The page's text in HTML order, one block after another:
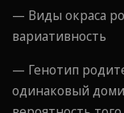
— Виды окраса
вариативность
— Генотип
одинаковый